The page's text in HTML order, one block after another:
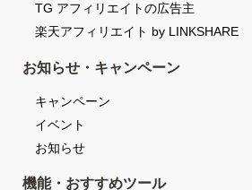
TG アフィリエイトの広告主
楽天アフィリエイト by LINKSHARE
お知らせ・キャンペーン
キャンペーン
イベント
お知らせ
機能・おすすめツール